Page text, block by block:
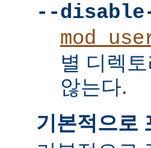
--
별 디렉
않는다.
기본적으로